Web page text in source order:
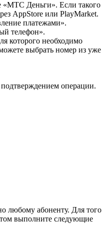
«МТС Деньги». Если такого
AppStore или PlayMarket.
платежами».
телефон».
которого необходимо
выбрать номер из уже
операции.
любому абоненту. Для того
выполните следующие